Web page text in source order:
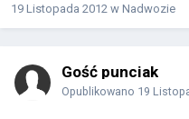
19 Listopada 2012 w Nadwozie
Gość punciak
Opublikowano 19